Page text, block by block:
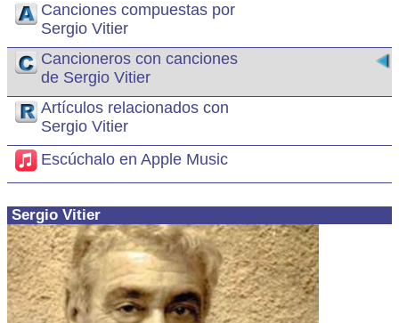
Canciones compuestas por
Sergio Vitier
Cancioneros con canciones
de Sergio Vitier
Artículos relacionados con
Sergio Vitier
Escúchalo en Apple Music
Sergio Vitier